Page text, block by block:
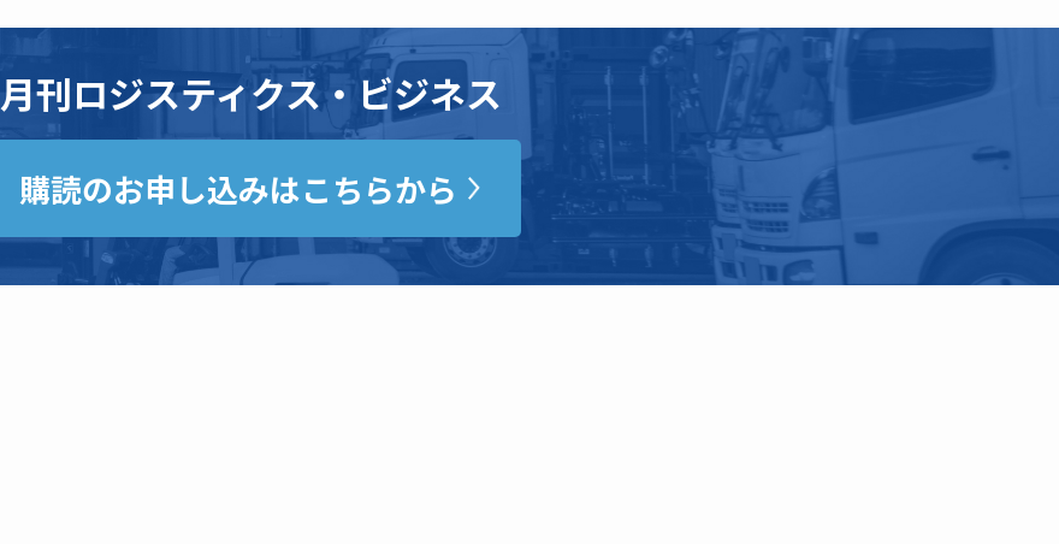
月刊ロジスティクス・ビジネス
購読のお申し込みはこちらから